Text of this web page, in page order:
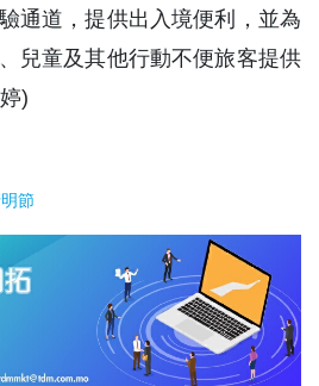
通道，提供出入境便利，並為
兒童及其他行動不便旅客提供
)
節